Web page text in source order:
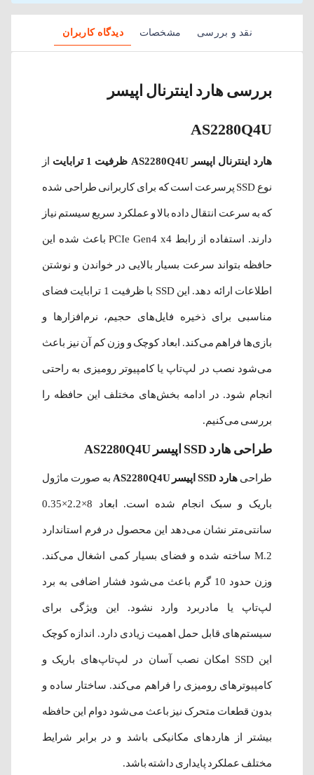
نقد و بررسی مشخصات دیدگاه کاربران
بررسی هارد اینترنال اپیسر
AS2280Q4U
هارد اینترنال اپیسر AS2280Q4U ظرفیت 1 ترابایت از
نوع SSD پرسرعت است که برای کاربرانی طراحی شده
که به سرعت انتقال داده بالا و عملکرد سریع سیستم نیاز
دارند. استفاده از رابط PCIe Gen4 x4 باعث شده این
حافظه بتواند سرعت بسیار بالایی در خواندن و نوشتن
اطلاعات ارائه دهد. این SSD با ظرفیت 1 ترابایت فضای
مناسبی برای ذخیره فایل‌های حجیم، نرم‌افزارها و
بازی‌ها فراهم می‌کند. ابعاد کوچک و وزن کم آن نیز باعث
می‌شود نصب در لپ‌تاپ یا کامپیوتر رومیزی به راحتی
انجام شود. در ادامه بخش‌های مختلف این حافظه را
بررسی می‌کنیم.
طراحی هارد SSD اپیسر AS2280Q4U
طراحی هارد SSD اپیسر AS2280Q4U به صورت ماژول
باریک و سبک انجام شده است. ابعاد 8×2.2×0.35
سانتی‌متر نشان می‌دهد این محصول در فرم استاندارد
M.2 ساخته شده و فضای بسیار کمی اشغال می‌کند.
وزن حدود 10 گرم باعث می‌شود فشار اضافی به برد
لپ‌تاپ یا مادربرد وارد نشود. این ویژگی برای
سیستم‌های قابل حمل اهمیت زیادی دارد. اندازه کوچک
این SSD امکان نصب آسان در لپ‌تاپ‌های باریک و
کامپیوترهای رومیزی را فراهم می‌کند. ساختار ساده و
بدون قطعات متحرک نیز باعث می‌شود دوام این حافظه
بیشتر از هاردهای مکانیکی باشد و در برابر شرایط
مختلف عملکرد پایداری داشته باشد.